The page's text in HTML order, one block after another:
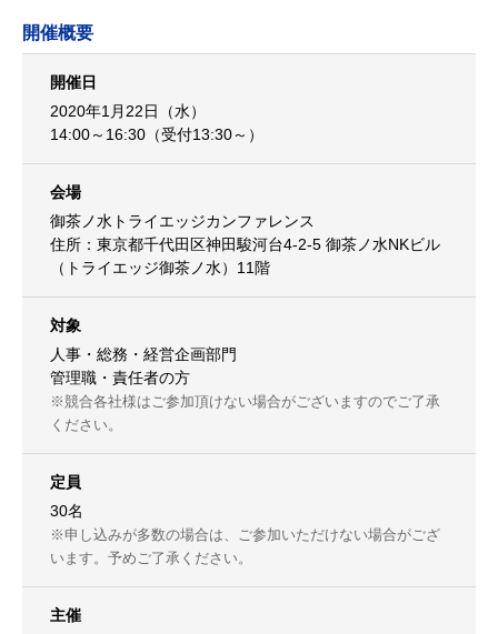
開催概要
開催日
2020年1月22日（水）
14:00～16:30（受付13:30～）
会場
御茶ノ水トライエッジカンファレンス
住所：東京都千代田区神田駿河台4-2-5 御茶ノ水NKビル
（トライエッジ御茶ノ水）11階
対象
人事・総務・経営企画部門
管理職・責任者の方
※競合各社様はご参加頂けない場合がございますのでご了承
ください。
定員
30名
※申し込みが多数の場合は、ご参加いただけない場合がござ
います。予めご了承ください。
主催